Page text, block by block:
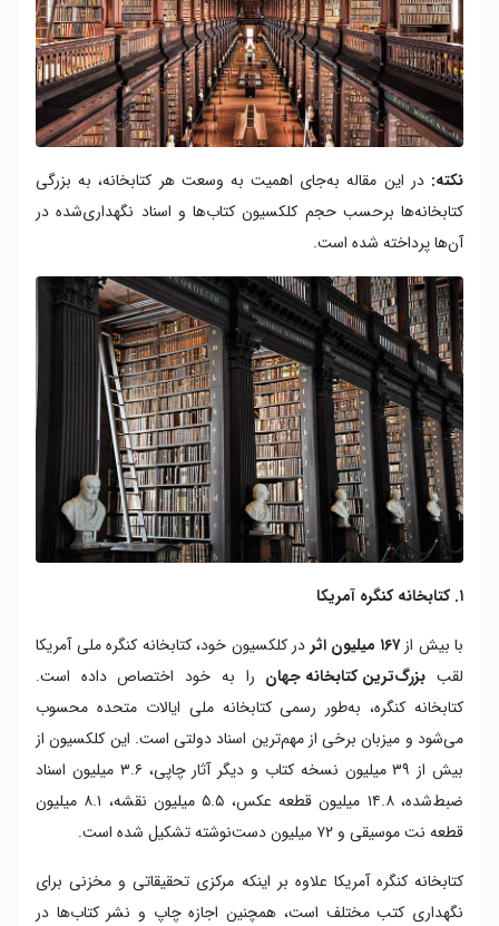
۸. کتابخانه ملی فرانسه
آیا می دانستید؟
۹. کتابخانه ملی روسیه
آیا می دانستید؟
۱۰. کتابخانه ملی چین
آیا می دانستید؟
نکته: در این مقاله به‌جای اهمیت به وسعت هر کتابخانه، به بزرگی
کتابخانه‌ها برحسب حجم کلکسیون کتاب‌ها و اسناد نگهداری‌شده در
آن‌ها پرداخته شده است.
۱. کتابخانه کنگره آمریکا
با بیش از۱۶۷ میلیون اثر
در کلکسیون خود، کتابخانه کنگره ملی آمریکا
لقب بزرگ‌ترین کتابخانه جهان را به خود اختصاص داده است.
کتابخانه کنگره، به‌طور رسمی کتابخانه ملی ایالات متحده محسوب
می‌شود و میزبان برخی از مهم‌ترین اسناد دولتی است. این کلکسیون از
بیش از ۳۹ میلیون نسخه کتاب و دیگر آثار چاپی، ۳.۶ میلیون اسناد
ضبط‌شده، ۱۴.۸ میلیون قطعه عکس، ۵.۵ میلیون نقشه، ۸.۱ میلیون
قطعه نت موسیقی و ۷۲ میلیون دست‌نوشته تشکیل شده است.
کتابخانه کنگره آمریکا علاوه بر اینکه مرکزی تحقیقاتی و مخزنی برای
نگهداری کتب مختلف است، همچنین اجازه چاپ و نشر کتاب‌ها در